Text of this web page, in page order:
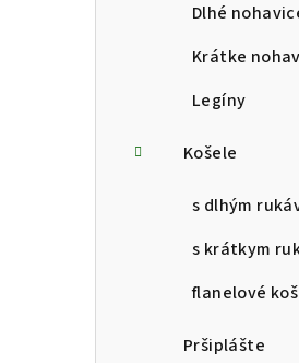
Dlhé
Krátke
Legíny
Košele
s dlhým
s krátkym
flanelové
Pršiplášte